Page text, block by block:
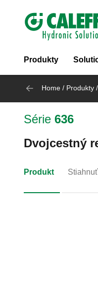
Header
Produkty
Home / Produkty /
Série 636
Dvojcestný
Produkt Stiahnuť